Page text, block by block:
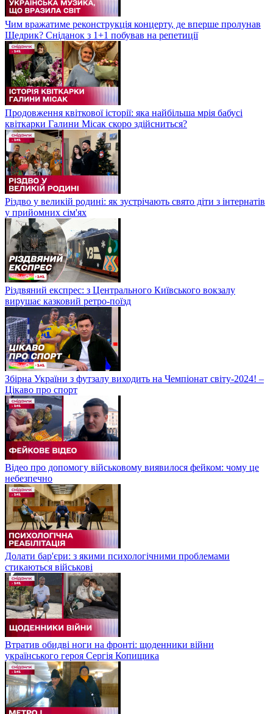
Чим вражатиме реконструкція концерту, де вперше пролунав
Щедрик? Сніданок з 1+1 побував на репетиції
Продовження квіткової історії: яка найбільша мрія бабусі
квіткарки Галини Місак скоро здійсниться?
Різдво у великій родині: як зустрічають свято діти з інтернатів
у прийомних сім'ях
Різдвяний експрес: з Центрального Київського вокзалу
вирушає казковий ретро-поїзд
Збірна України з футзалу виходить на Чемпіонат світу-2024! –
Цікаво про спорт
Відео про допомогу військовому виявилося фейком: чому це
небезпечно
Долати бар'єри: з якими психологічними проблемами
стикаються військові
Втратив обидві ноги на фронті: щоденники війни
українського героя Сергія Копищика